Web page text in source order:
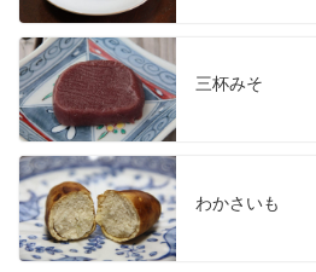
三杯みそ
わかさいも